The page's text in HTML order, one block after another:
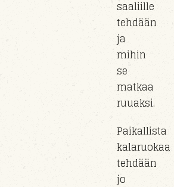
saaliille
tehdään
ja
mihin
se
matkaa
ruuaksi.
Paikallista
kalaruokaa
tehdään
jo